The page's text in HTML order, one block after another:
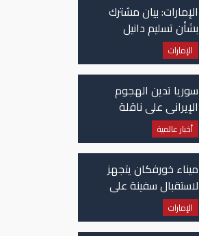
الإمارات: بيان مشترك
بشأن تسليم دانيل
كينيهان إلى السلطات
الإيرلندية
الإمارات
سوريا تدين الهجوم
الإيراني على ناقلة
"أدنوك" في مضيق هرمز
أخبار عالمية
ميناء خورفكان يتجهز
لاستقبال سفينة على
متنها 6068 سيارة صينية
الإمارات